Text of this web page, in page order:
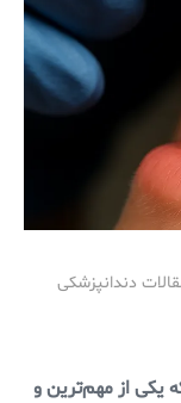
دندانپزشکی
یکی از مهم‌ترین و